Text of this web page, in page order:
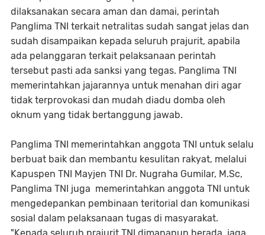
dilaksanakan secara aman dan damai, perintah
Panglima TNI terkait netralitas sudah sangat jelas dan
sudah disampaikan kepada seluruh prajurit, apabila
ada pelanggaran terkait pelaksanaan perintah
tersebut pasti ada sanksi yang tegas. Panglima TNI
memerintahkan jajarannya untuk menahan diri agar
tidak terprovokasi dan mudah diadu domba oleh
oknum yang tidak bertanggung jawab.
Panglima TNI memerintahkan anggota TNI untuk selalu
berbuat baik dan membantu kesulitan rakyat, melalui
Kapuspen TNI Mayjen TNI Dr. Nugraha Gumilar, M.Sc,
Panglima TNI juga memerintahkan anggota TNI untuk
mengedepankan pembinaan teritorial dan komunikasi
sosial dalam pelaksanaan tugas di masyarakat.